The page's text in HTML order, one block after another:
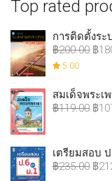
Top rated
การติดตั้งระ
฿200.00 ฿
5.00
สมเด็จพระเ
฿119.00 ฿
เตรียมสอบ
฿235.00 ฿